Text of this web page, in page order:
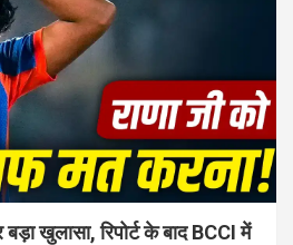
बड़ा खुलासा, रिपोर्ट के बाद BCCI में